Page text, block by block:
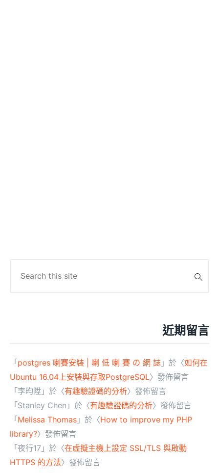
for:
近期留言
「 postgres 喇賽安裝 | 喇 低 喇 賽 の 網 誌 」於〈如何在
Ubuntu 16.04上安裝與存取PostgreSQL〉發佈留言
「 李昀陞 」於〈有趣驗證碼的分析〉發佈留言
「 Stanley Chen 」於〈有趣驗證碼的分析〉發佈留言
「 Melissa Thomas 」於〈How to improve my PHP
library?〉發佈留言
「 夜行17 」於〈在虛擬主機上設定 SSL/TLS 與啟動
HTTPS 的方法〉發佈留言